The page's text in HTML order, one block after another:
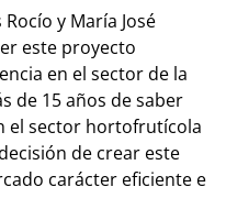
y María José
este proyecto
en el sector de la
de 15 años de saber
el sector hortofrutícola
de crear este
carácter eficiente e